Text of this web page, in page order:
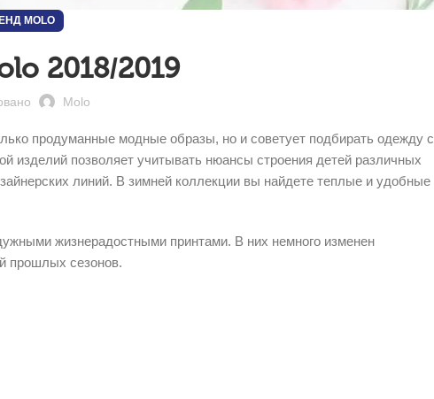
MOLO
2018/2019
Molo
продуманные модные образы, но и советует подбирать одежду с
изделий позволяет учитывать нюансы строения детей различных
линий. В зимней коллекции вы найдете теплые и удобные
жизнерадостными принтами. В них немного изменен
прошлых сезонов.